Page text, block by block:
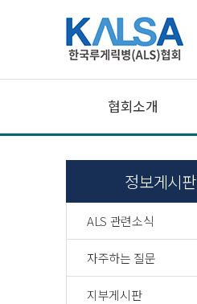
협회소개
정보게시판
ALS 관련소식
자주하는 질문
지부게시판